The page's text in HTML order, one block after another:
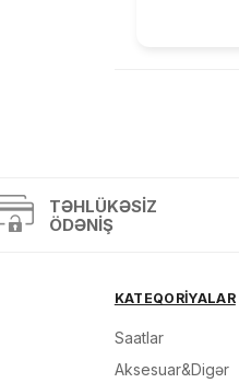
TƏHLÜKƏSIZ
ÖDƏNIŞ
KATEQORİYALAR
Saatlar
Aksesuar&Digər